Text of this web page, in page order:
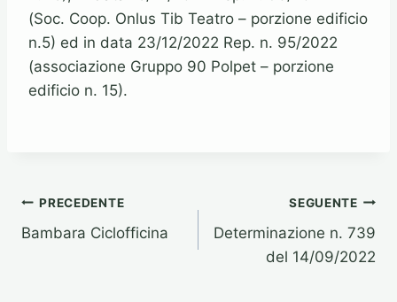
(Soc. Coop. Onlus Tib Teatro – porzione edificio
n.5) ed in data 23/12/2022 Rep. n. 95/2022
(associazione Gruppo 90 Polpet – porzione
edificio n. 15).
Navigazione
articoli
PRECEDENTE
Bambara Ciclofficina
SEGUENTE
Determinazione n. 739
del 14/09/2022